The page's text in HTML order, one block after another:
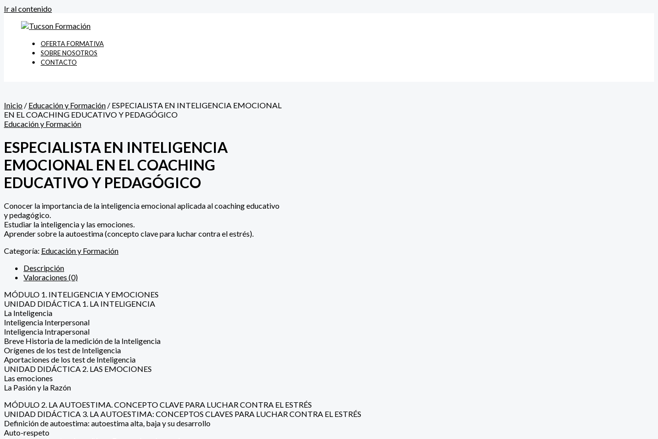
Ir al contenido
OFERTA FORMATIVA
SOBRE NOSOTROS
CONTACTO
Inicio / Educación y Formación / ESPECIALISTA EN INTELIGENCIA EMOCIONAL
EN EL COACHING EDUCATIVO Y PEDAGÓGICO
Educación y Formación
ESPECIALISTA EN INTELIGENCIA
EMOCIONAL EN EL COACHING
EDUCATIVO Y PEDAGÓGICO
Conocer la importancia de la inteligencia emocional aplicada al coaching educativo
y pedagógico.
Estudiar la inteligencia y las emociones.
Aprender sobre la autoestima (concepto clave para luchar contra el estrés).
Categoría: Educación y Formación
Descripción
Valoraciones (0)
MÓDULO 1. INTELIGENCIA Y EMOCIONES
UNIDAD DIDÁCTICA 1. LA INTELIGENCIA
La Inteligencia
Inteligencia Interpersonal
Inteligencia Intrapersonal
Breve Historia de la medición de la Inteligencia
Orígenes de los test de Inteligencia
Aportaciones de los test de Inteligencia
UNIDAD DIDÁCTICA 2. LAS EMOCIONES
Las emociones
La Pasión y la Razón
MÓDULO 2. LA AUTOESTIMA. CONCEPTO CLAVE PARA LUCHAR CONTRA EL ESTRÉS
UNIDAD DIDÁCTICA 3. LA AUTOESTIMA: CONCEPTOS CLAVES PARA LUCHAR CONTRA EL ESTRÉS
Definición de autoestima: autoestima alta, baja y su desarrollo
Auto-respeto